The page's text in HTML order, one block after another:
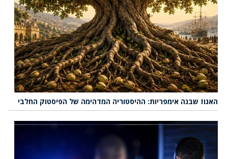
האגוז שבנה אימפריות: ההיסטוריה המדהימה של הפיסטוק החלבי